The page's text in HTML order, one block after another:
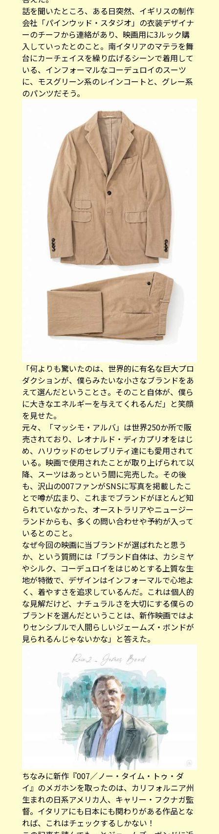
話を聞いたところ、ある日突然、イギリスの制作
会社「パインウッド・スタジオ」の衣装デザイナ
ーのチーフから連絡があり、映画用に3ルック購
入していったとのこと。南イタリアのマテラを舞
台にカーチェイスを繰り広げるシーンで着用して
いる、インフォーマルなコーデュロイのスーツ
に、モスグリーン系のレインコートと、グレー系
のパンツだそう。
「何よりも驚いたのは、世界的に有名な巨大プロ
ダクションが、僕らみたいな小さなブランドをあ
えて選んだということさ。そのこと自体が、僕ら
に大きなエネルギーを与えてくれるんだ」と笑顔
を見せた。
元々、「マッシモ・アルバ」は世界250か所で販
売されており、レオナルド・ディカプリオをはじ
め、ハリウッドのセレブリティ達にも愛用されて
いる。映画で使用されたことが取り上げられて以
降、スーツはあっという間に完売した。その後
も、沢山の007ファンがSNSに写真を掲載したこ
とで噂が広まり、これまでブランドがほとんど知
られていなかった、オーストラリアやニュージー
ランドからも、多くの問い合わせや予約が入って
いるとのこと。
なぜ今回の映画に当ブランドが選ばれたと思う
か、という質問には「ブランド自体は、カシミヤ
やシルク、コーデュロイをはじめとする上質な生
地が特徴で、デザインはインフォーマルで心地よ
く、着やすさを追求しているんだ。これは個人的
な見解だけど、ナチュラルさを大切にする僕らの
ブランドを選んだということは、新作映画ではよ
りセンシブルで人間らしいジェームズ・ボンドが
見られるんじゃないかな」と答えた。
ちなみに新作『007／ノー・タイム・トゥ・ダ
イ』のメガホンを取ったのは、カリフォルニア州
生まれの日系アメリカ人、キャリー・フクナガ監
督。イタリアにも日本にも関わりがある作品とな
れば、これはチェックするしかない！